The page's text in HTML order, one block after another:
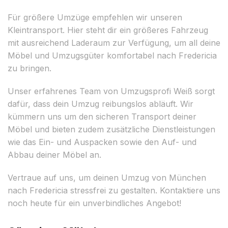
Für größere Umzüge empfehlen wir unseren
Kleintransport. Hier steht dir ein größeres Fahrzeug
mit ausreichend Laderaum zur Verfügung, um all deine
Möbel und Umzugsgüter komfortabel nach Fredericia
zu bringen.
Unser erfahrenes Team von Umzugsprofi Weiß sorgt
dafür, dass dein Umzug reibungslos abläuft. Wir
kümmern uns um den sicheren Transport deiner
Möbel und bieten zudem zusätzliche Dienstleistungen
wie das Ein- und Auspacken sowie den Auf- und
Abbau deiner Möbel an.
Vertraue auf uns, um deinen Umzug von München
nach Fredericia stressfrei zu gestalten. Kontaktiere uns
noch heute für ein unverbindliches Angebot!